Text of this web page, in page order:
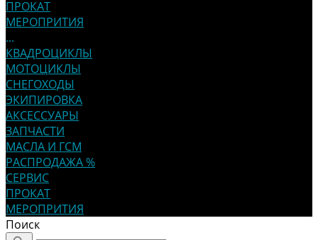
ПРОКАТ
МЕРОПРИТИЯ
...
КВАДРОЦИКЛЫ
МОТОЦИКЛЫ
СНЕГОХОДЫ
ЭКИПИРОВКА
АКСЕССУАРЫ
ЗАПЧАСТИ
МАСЛА И ГСМ
РАСПРОДАЖА %
СЕРВИС
ПРОКАТ
МЕРОПРИТИЯ
Поиск